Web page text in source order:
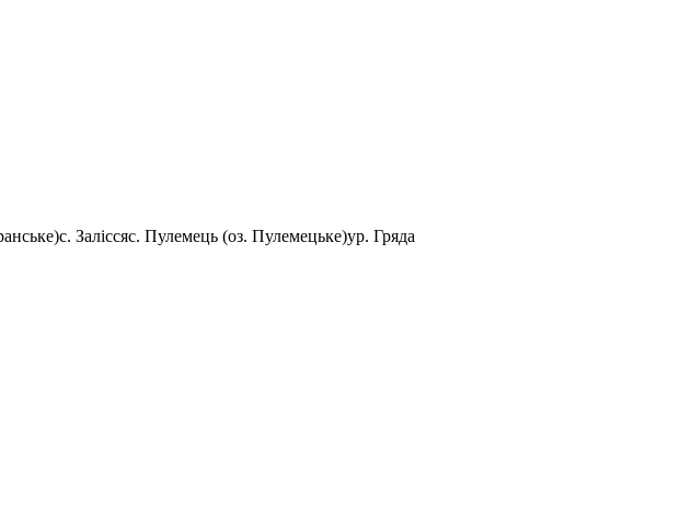
с. Заліссяс. Пулемець (оз. Пулемецьке)ур. Гряда